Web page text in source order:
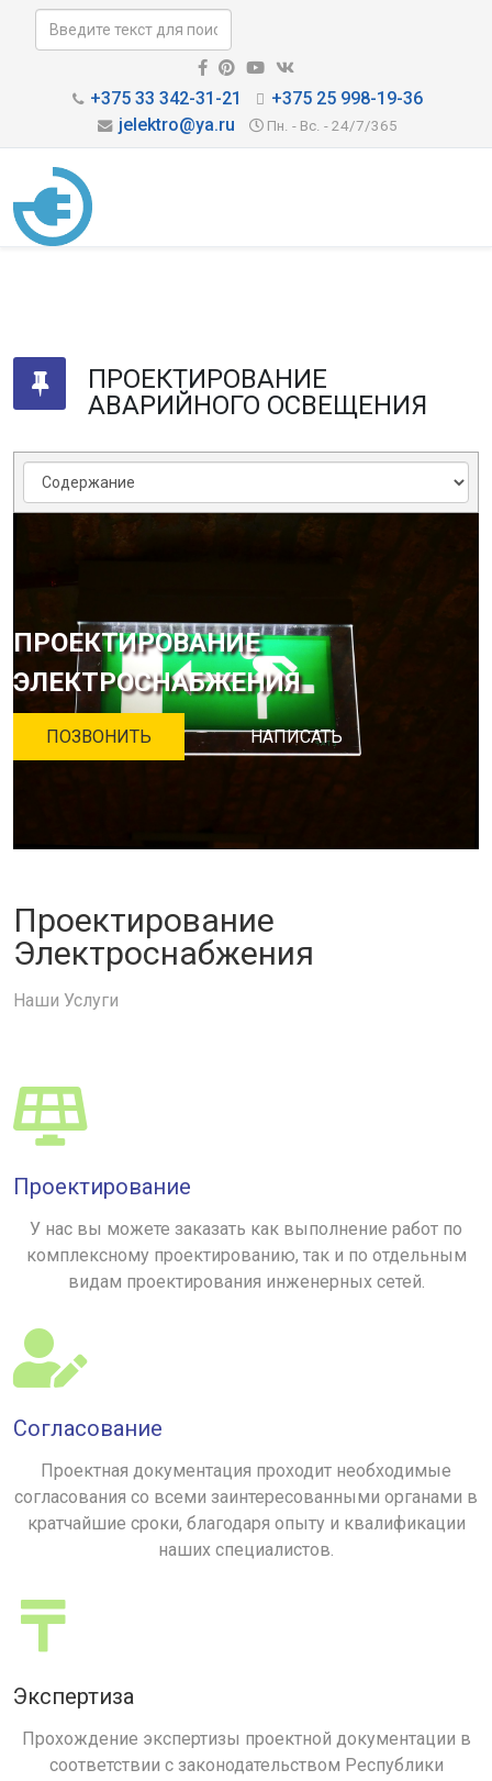
+375 33 342-31-21
+375 25 998-19-36
jelektro@ya.ru
Пн. - Вс. - 24/7/365
ПРОЕКТИРОВАНИЕ
АВАРИЙНОГО ОСВЕЩЕНИЯ
ПРОЕКТИРОВАНИЕ
ЭЛЕКТРОСНАБЖЕНИЯ
ПОЗВОНИТЬ НАПИСАТЬ
Проектирование
Электроснабжения
Наши Услуги
Проектирование
У нас вы можете заказать как выполнение работ по
комплексному проектированию, так и по отдельным
видам проектирования инженерных сетей.
Согласование
Проектная документация проходит необходимые
согласования со всеми заинтересованными органами в
кратчайшие сроки, благодаря опыту и квалификации
наших специалистов.
Экспертиза
Прохождение экспертизы проектной документации в
соответствии с законодательством Республики